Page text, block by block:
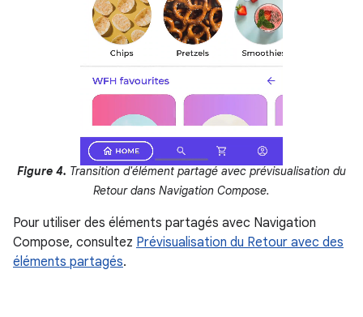
Figure 4. Transition d'élément partagé avec prévisualisation du
Retour dans Navigation Compose.
Pour utiliser des éléments partagés avec Navigation
Compose, consultez Prévisualisation du Retour avec des
éléments partagés.